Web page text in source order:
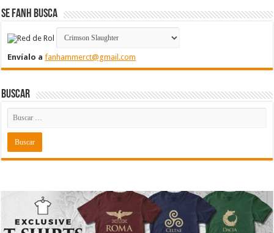
Se FanH Busca
Envíalo afanhammerct@gmail.com
Buscar